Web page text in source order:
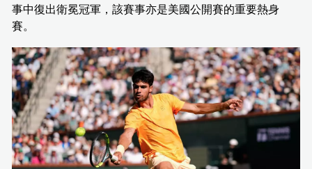
事中復出衛冕冠軍，該賽事亦是美國公開賽的重要熱身
賽。